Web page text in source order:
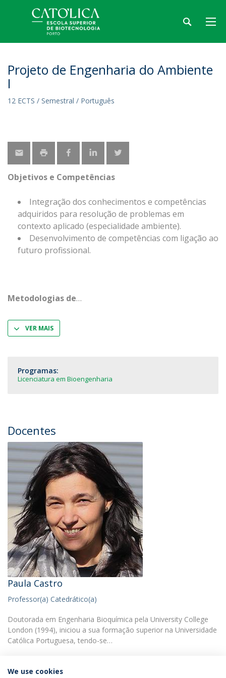
Projeto de Engenharia do Ambiente
I
12 ECTS / Semestral / Português
Objetivos e Competências
Integração dos conhecimentos e competências
adquiridos para resolução de problemas em
contexto aplicado (especialidade ambiente).
Desenvolvimento de competências com ligação ao
futuro profissional.
Metodologias de
VER MAIS
Programas:
Licenciatura em Bioengenharia
Docentes
Paula Castro
Professor(a) Catedrático(a)
Doutorada em Engenharia Bioquímica pela University College
London (1994), iniciou a sua formação superior na Universidade
Católica Portuguesa, tendo-se…
We use cookies